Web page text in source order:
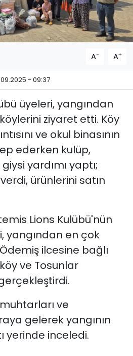
A- A+
- 09:37
üyeleri, yangından
ziyaret etti. Köy
ve okul binasının
ederken kulüp,
yardımı yaptı;
ürünlerini satın
Lions Kulübü'nün
yangından en çok
ilcesine bağlı
ve Tosunlar
ve
gelerek yangının
yerinde inceledi.